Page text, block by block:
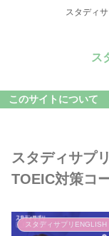
スタディ
ス
このサイトについて
スタディサプ
TOEIC対策コ
スタディサプリENGLISH